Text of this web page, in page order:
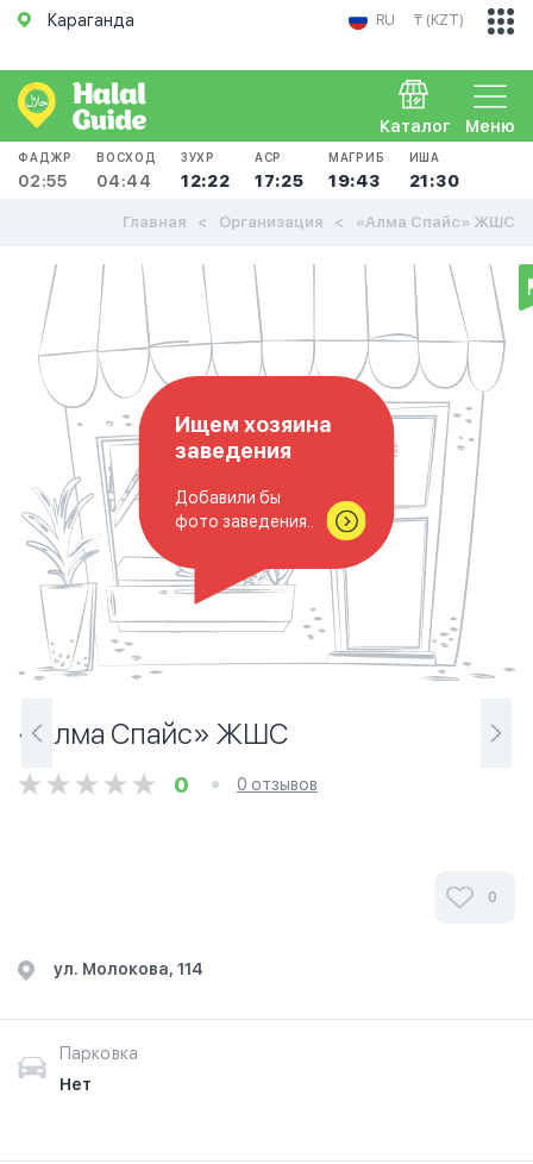
Караганда RU ₸ (KZT)
Меню
Каталог
ФАДЖР
02:55
ВОСХОД
04:44
ЗУХР
12:22
АСР
17:25
МАГРИБ
19:43
ИША
21:30
Главная Организация «Алма Спайс» ЖШС
Ищем хозяина
заведения
Добавили бы
фото заведения..
«Алма Спайс» ЖШС
0 0 отзывов
0
ул. Молокова, 114
Парковка
Нет